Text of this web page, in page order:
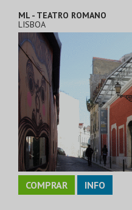
ML - TEATRO ROMANO
LISBOA
COMPRAR INFO